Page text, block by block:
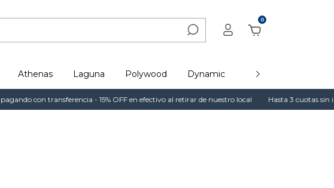
0
Athenas Laguna Polywood Dynamic Café, Té y Mate
transferencia - 15% OFF en efectivo al retirar de nuestro local Hasta 3 cuotas sin interés